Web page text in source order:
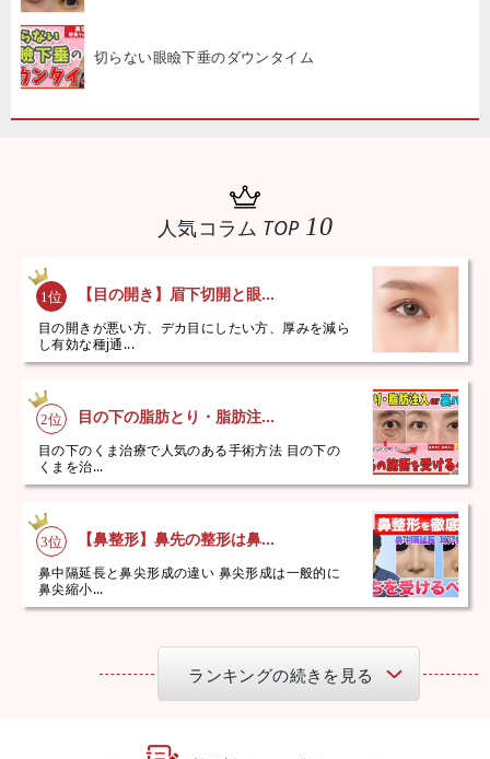
切らない眼瞼下垂のダウンタイム
人気コラム TOP 10
【目の開き】眉下切開と眼...
目の開きが悪い方、デカ目にしたい方、厚みを減ら
し有効な種j通...
目の下の脂肪とり・脂肪注...
目の下のくま治療で人気のある手術方法 目の下の
くまを治...
【鼻整形】鼻先の整形は鼻...
鼻中隔延長と鼻尖形成の違い 鼻尖形成は一般的に
鼻尖縮小...
ランキングの続きを見る